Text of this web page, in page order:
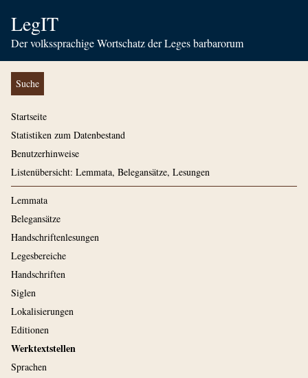
LegIT
Der volkssprachige Wortschatz der Leges barbarorum
Suche
Startseite
Statistiken zum Datenbestand
Benutzerhinweise
Listenübersicht: Lemmata, Belegansätze, Lesungen
Lemmata
Belegansätze
Handschriftenlesungen
Legesbereiche
Handschriften
Siglen
Lokalisierungen
Editionen
Werktextstellen
Sprachen